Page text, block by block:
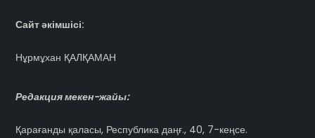
Сайт әкімшісі:
Нұрмұхан ҚАЛҚАМАН
Редакция мекен-жайы:
Қарағанды қаласы, Республика даңғ., 40, 7-кеңсе.